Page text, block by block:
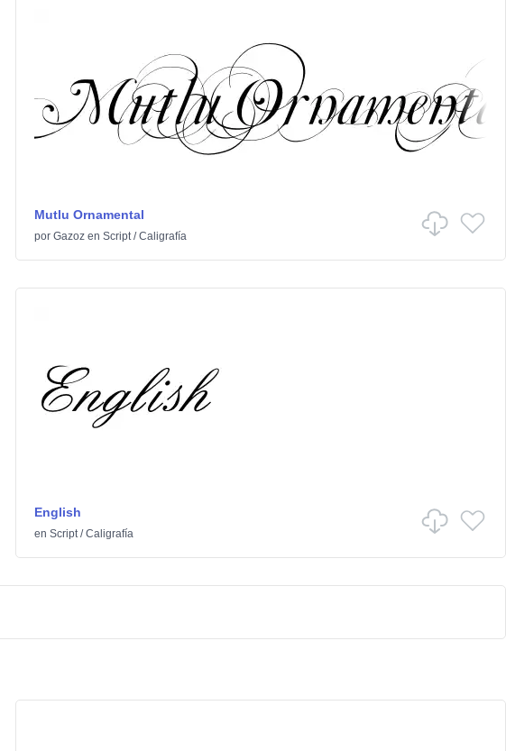
Mutlu Ornamental
por Gazozen Script/Caligrafía
English
en Script/Caligrafía